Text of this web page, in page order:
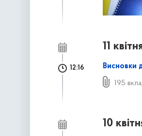
11
12:16 Висновки
195
10